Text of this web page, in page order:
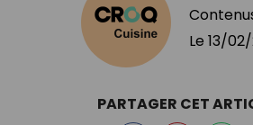
Le 13/
PARTAGER CET